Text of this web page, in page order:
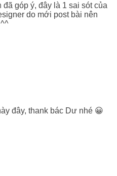
đã góp ý, đây là 1 sai sót của
do mới post bài nên
đây, thank bác Dư nhé 😀